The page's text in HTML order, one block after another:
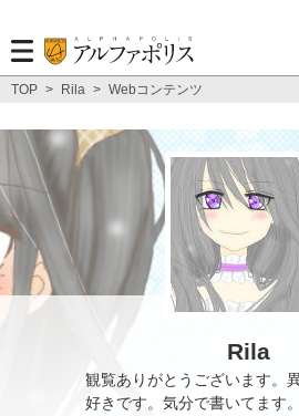
TOP > Rila > Webコンテンツ
Rila
観覧ありがとうございます。
好きです。気分で書いてます